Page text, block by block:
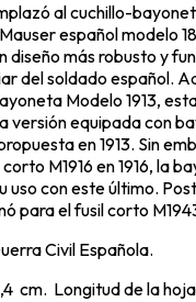
al cuchillo-
español modelo
diseño más robusto y
del soldado español.
Modelo 1913,
versión equipada con
en 1913. Sin
M1916 en 1916, la
uso con este último.
para el fusil corto
Civil Española.
cm. Longitud de la